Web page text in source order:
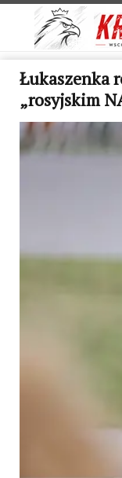
Łukaszenka
„rosyjskim